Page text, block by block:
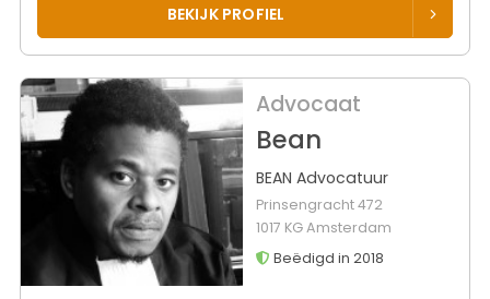
BEKIJK PROFIEL
Advocaat
Bean
BEAN Advocatuur
Prinsengracht 472
1017 KG Amsterdam
Beëdigd in 2018